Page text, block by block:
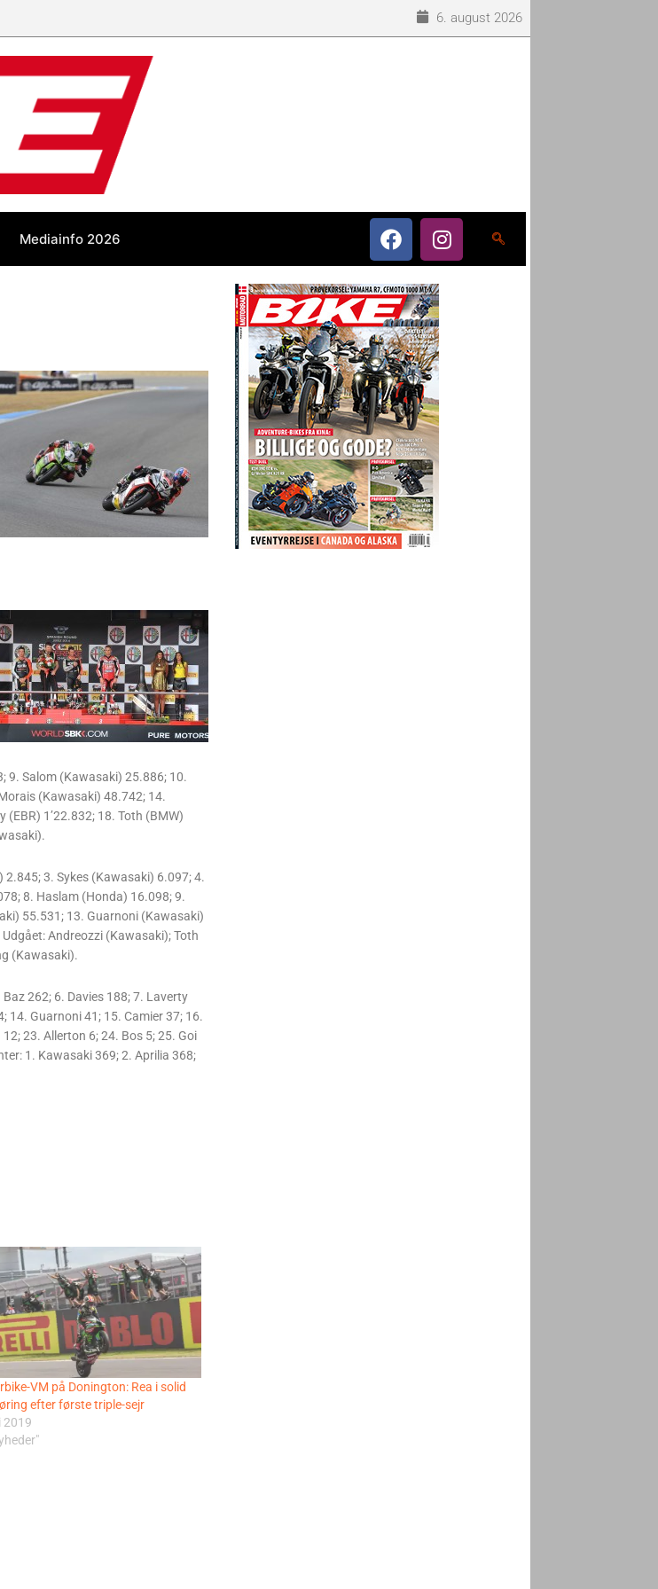
6. august 2026
Mediainfo 2026
9. Salom (Kawasaki) 25.886; 10.
(Kawasaki) 48.742; 14.
1’22.832; 18. Toth (BMW)
3. Sykes (Kawasaki) 6.097; 4.
8. Haslam (Honda) 16.098; 9.
55.531; 13. Guarnoni (Kawasaki)
Andreozzi (Kawasaki); Toth
(Kawasaki).
262; 6. Davies 188; 7. Laverty
14. Guarnoni 41; 15. Camier 37; 16.
23. Allerton 6; 24. Bos 5; 25. Goi
1. Kawasaki 369; 2. Aprilia 368;
VM på Donington: Rea i solid
efter første triple-sejr
2019